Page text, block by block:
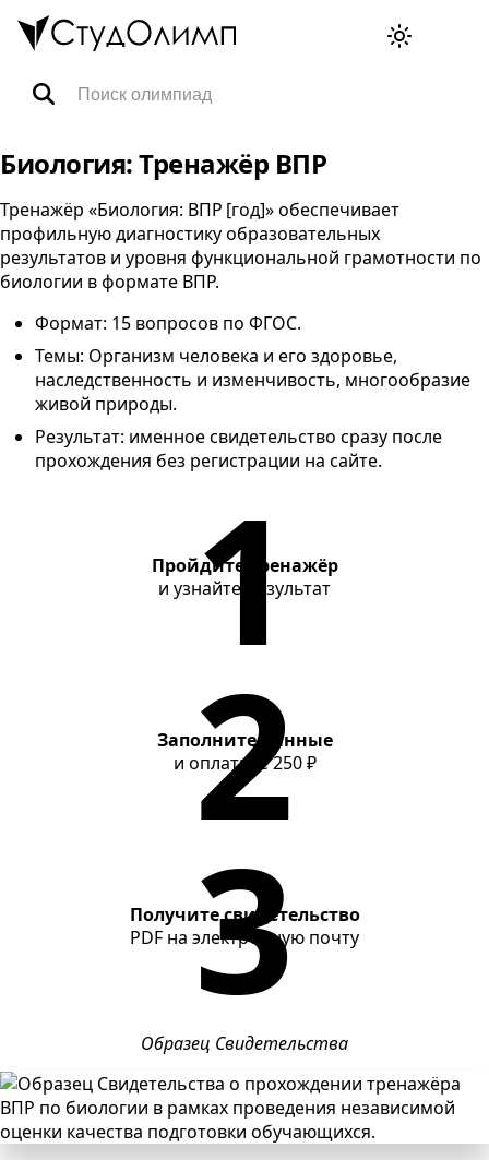
Биология: Тренажёр ВПР
Тренажёр «Биология: ВПР [год]» обеспечивает
профильную диагностику образовательных
результатов и уровня функциональной грамотности по
биологии в формате ВПР.
Формат: 15 вопросов по ФГОС.
Темы: Организм человека и его здоровье,
наследственность и изменчивость, многообразие
живой природы.
Результат: именное свидетельство сразу после
прохождения без регистрации на сайте.
Пройдите тренажёр
и узнайте результат
Заполните данные
и оплатите250 ₽
Получите свидетельство
PDF на электронную почту
Образец Свидетельства
Олимпиады
Специальности
Тренажёры ВПР
FAQ